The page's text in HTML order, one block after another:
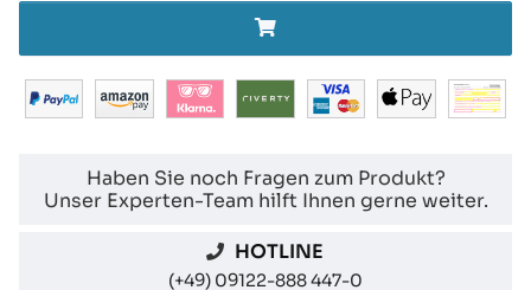
Haben Sie noch Fragen zum Produkt?
Unser Experten-Team hilft Ihnen gerne weiter.
HOTLINE
(+49) 09122-888 447-0